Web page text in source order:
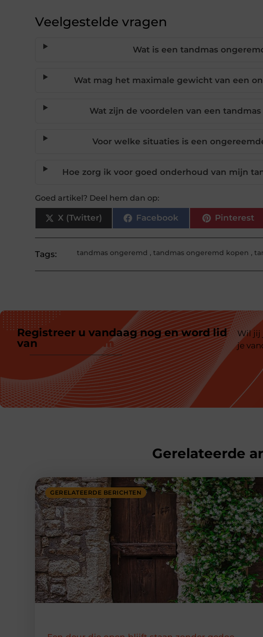
Veelgestelde vragen
Wat is een tandmas
Wat mag het maximale gewicht van een
Wat zijn de voordelen van een
Voor welke situaties is een
Hoe zorg ik voor goed onderhoud van mijn
Goed artikel? Deel hem dan op:
X (Twitter) Facebook Pinterest
Tags: tandmas ongeremd ,tandmas ongeremd kopen ,
Registreer u vandaag nog en word lid
van
ons platform
Wil jij
je
Gerelateerde
GERELATEERDE BERICHTEN